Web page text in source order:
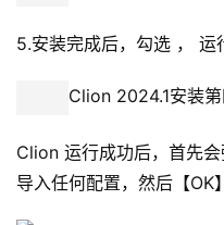
5.安装完成后，勾选 ， 运
Clion 2024.1安装
Clion 运行成功后，首先
导入任何配置，然后【OK